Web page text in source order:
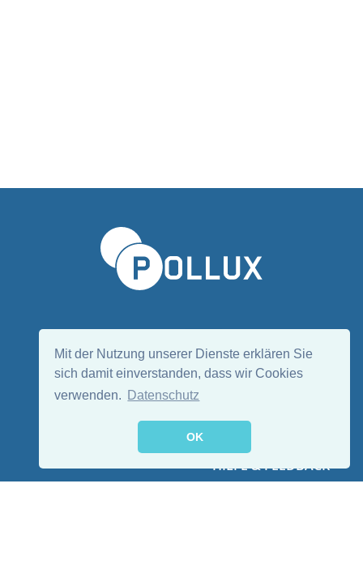
Mit der Nutzung unserer Dienste erklären Sie
sich damit einverstanden, dass wir Cookies
verwenden.
Datenschutz
OK
HILFE & FEEDBACK
EN